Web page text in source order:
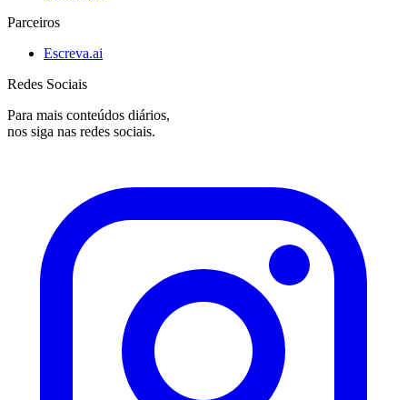
Parceiros
Escreva.ai
Redes Sociais
Para mais conteúdos diários,
nos siga nas redes sociais.